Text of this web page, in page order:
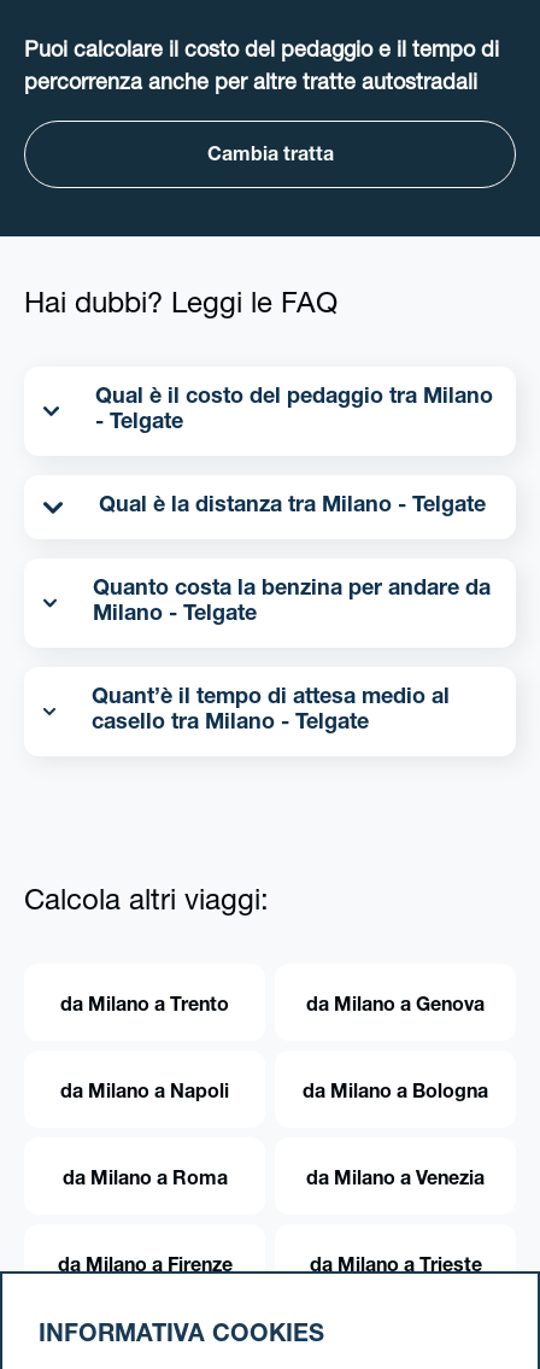
Puoi calcolare il costo del pedaggio e il tempo di
percorrenza anche per altre tratte autostradali
Cambia tratta
Hai dubbi? Leggi le FAQ
Qual è il costo del pedaggio tra Milano
- Telgate
Qual è la distanza tra Milano - Telgate
Quanto costa la benzina per andare da
Milano - Telgate
Quant’è il tempo di attesa medio al
casello tra Milano - Telgate
Calcola altri viaggi:
da Milano a Trento da Milano a Genova
da Milano a Napoli da Milano a Bologna
da Milano a Roma da Milano a Venezia
da Milano a Firenze da Milano a Trieste
INFORMATIVA COOKIES